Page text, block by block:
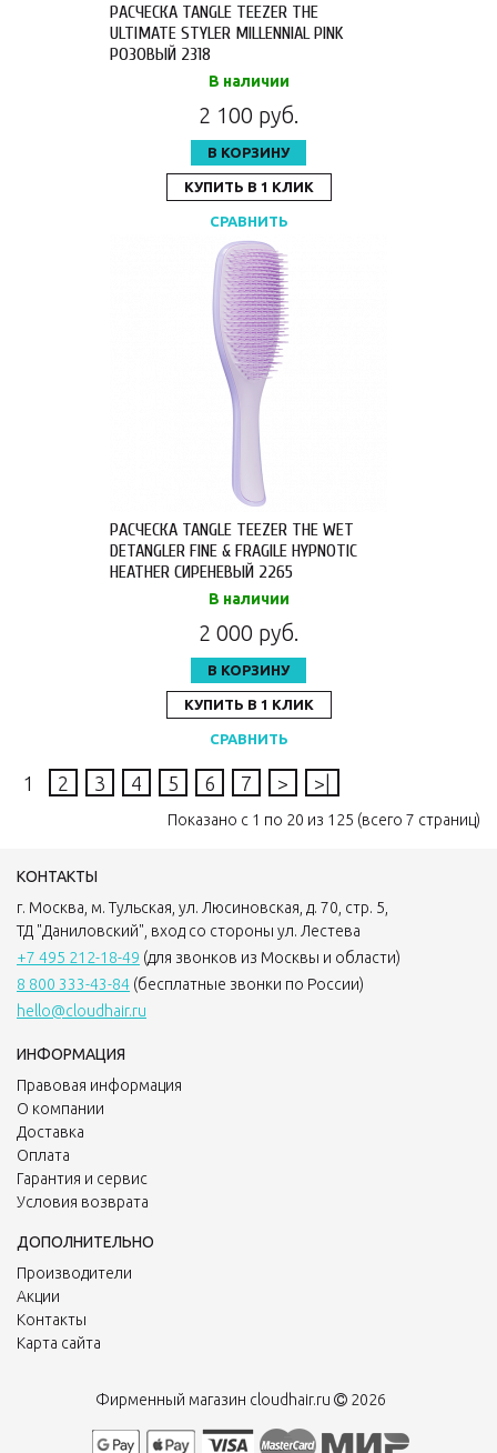
РАСЧЕСКА TANGLE TEEZER THE
ULTIMATE STYLER MILLENNIAL PINK
РОЗОВЫЙ 2318
В наличии
2 100 руб.
В КОРЗИНУ
КУПИТЬ В 1 КЛИК
СРАВНИТЬ
РАСЧЕСКА TANGLE TEEZER THE WET
DETANGLER FINE & FRAGILE HYPNOTIC
HEATHER СИРЕНЕВЫЙ 2265
В наличии
2 000 руб.
В КОРЗИНУ
КУПИТЬ В 1 КЛИК
СРАВНИТЬ
1 2 3 4 5 6 7 > >|
Показано с 1 по 20 из 125 (всего 7 страниц)
КОНТАКТЫ
г. Москва, м. Тульская, ул. Люсиновская, д. 70, стр. 5,
ТД "Даниловский", вход со стороны ул. Лестева
+7 495 212-18-49 (для звонков из Москвы и области)
8 800 333-43-84 (бесплатные звонки по России)
hello@cloudhair.ru
ИНФОРМАЦИЯ
Правовая информация
О компании
Доставка
Оплата
Гарантия и сервис
Условия возврата
ДОПОЛНИТЕЛЬНО
Производители
Акции
Контакты
Карта сайта
Фирменный магазин cloudhair.ru 2026